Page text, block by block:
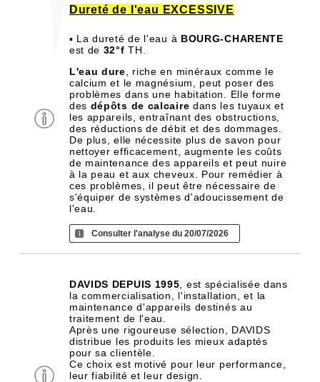
Dureté de l'eau EXCESSIVE
▪ La dureté de l'eau à BOURG-CHARENTE
est de 32°f TH.
L'eau dure , riche en minéraux comme le
calcium et le magnésium, peut poser des
problèmes dans une habitation. Elle forme
des dépôts de calcaire dans les tuyaux et
les appareils, entraînant des obstructions,
des réductions de débit et des dommages.
De plus, elle nécessite plus de savon pour
nettoyer efficacement, augmente les coûts
de maintenance des appareils et peut nuire
à la peau et aux cheveux. Pour remédier à
ces problèmes, il peut être nécessaire de
s'équiper de systèmes d'adoucissement de
l'eau.
Consulter l'analyse du 20/07/2026
DAVIDS DEPUIS 1995 , est spécialisée dans
la commercialisation, l'installation, et la
maintenance d'appareils destinés au
traitement de l'eau.
Après une rigoureuse sélection, DAVIDS
distribue les produits les mieux adaptés
pour sa clientèle.
Ce choix est motivé pour leur performance,
leur fiabilité et leur design.